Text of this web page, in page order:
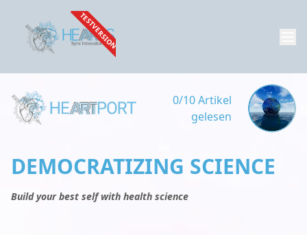
TESTVERSION
0/10 Artikel
gelesen
DEMOCRATIZING SCIENCE
Build your best self with health science